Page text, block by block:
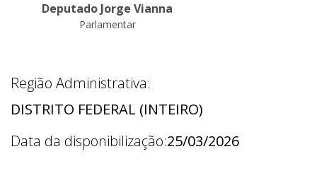
Deputado Jorge Vianna
Parlamentar
Região Administrativa:
DISTRITO FEDERAL (INTEIRO)
Data da disponibilização:25/03/2026